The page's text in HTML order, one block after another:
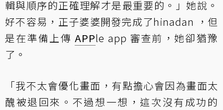
輯與順序的正確理解才是最重要的。」她說。
好不容易，正子婆婆開發完成了hinadan ，但
是在準備上傳APPle app 審查前，她卻猶豫
了。
「我不太會優化畫面，有點擔心會因為畫面太
醜被退回來。不過想一想，這次沒有成功的